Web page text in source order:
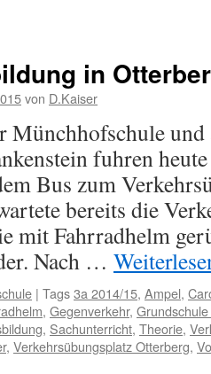
in
von D.Kaiser
Münchhofschule
fuhren
Bus zum
bereits die
mit Fahrradhelm
Nach …
| Tags3a 2014/15, Ampel,
, Gegenverkehr,
, Sachunterricht, Theorie,
, Verkehrsübungsplatz Otterberg,